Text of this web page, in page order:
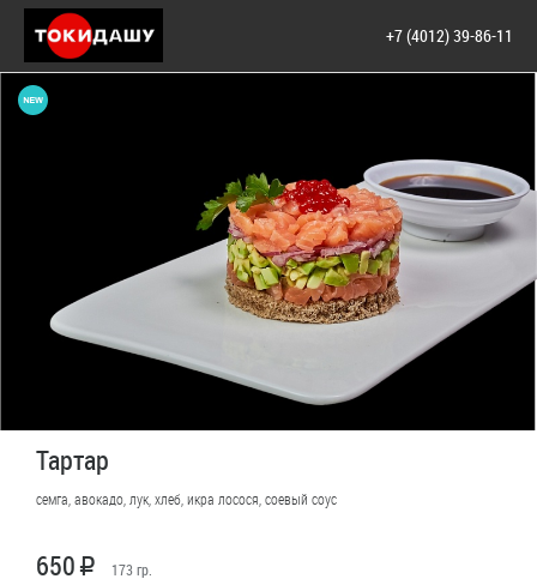
+7 (4012) 39-86-11
Тартар
семга, авокадо, лук, хлеб, икра лосося, соевый соус
650R 173гр.